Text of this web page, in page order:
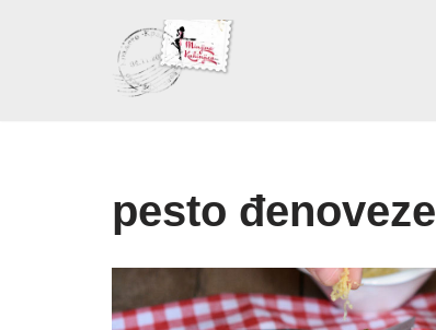
pesto đenoveze